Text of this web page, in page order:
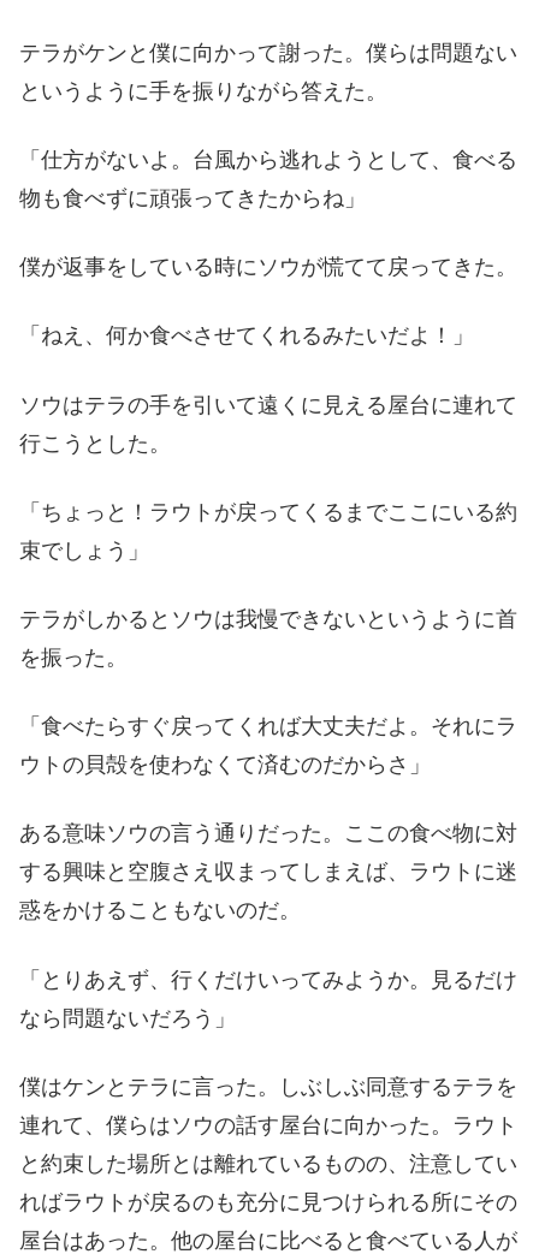
テラがケンと僕に向かって謝った。僕らは問題ない
というように手を振りながら答えた。
「仕方がないよ。台風から逃れようとして、食べる
物も食べずに頑張ってきたからね」
僕が返事をしている時にソウが慌てて戻ってきた。
「ねえ、何か食べさせてくれるみたいだよ！」
ソウはテラの手を引いて遠くに見える屋台に連れて
行こうとした。
「ちょっと！ラウトが戻ってくるまでここにいる約
束でしょう」
テラがしかるとソウは我慢できないというように首
を振った。
「食べたらすぐ戻ってくれば大丈夫だよ。それにラ
ウトの貝殻を使わなくて済むのだからさ」
ある意味ソウの言う通りだった。ここの食べ物に対
する興味と空腹さえ収まってしまえば、ラウトに迷
惑をかけることもないのだ。
「とりあえず、行くだけいってみようか。見るだけ
なら問題ないだろう」
僕はケンとテラに言った。しぶしぶ同意するテラを
連れて、僕らはソウの話す屋台に向かった。ラウト
と約束した場所とは離れているものの、注意してい
ればラウトが戻るのも充分に見つけられる所にその
屋台はあった。他の屋台に比べると食べている人が